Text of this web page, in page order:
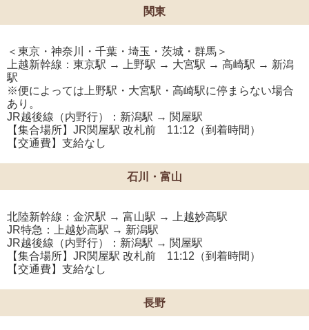
関東
＜東京・神奈川・千葉・埼玉・茨城・群馬＞
上越新幹線：東京駅 → 上野駅 → 大宮駅 → 高崎駅 → 新潟
駅
※便によっては上野駅・大宮駅・高崎駅に停まらない場合
あり。
JR越後線（内野行）：新潟駅 → 関屋駅
【集合場所】JR関屋駅 改札前 11:12（到着時間）
【交通費】支給なし
石川・富山
北陸新幹線：金沢駅 → 富山駅 → 上越妙高駅
JR特急：上越妙高駅 → 新潟駅
JR越後線（内野行）：新潟駅 → 関屋駅
【集合場所】JR関屋駅 改札前 11:12（到着時間）
【交通費】支給なし
長野